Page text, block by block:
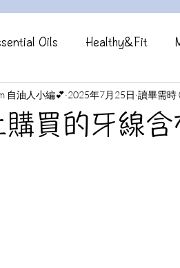
Oils Healthy&Fit
drinks Facial Care
買的牙線
自油人小編💕 2025年7月25日 讀畢需時